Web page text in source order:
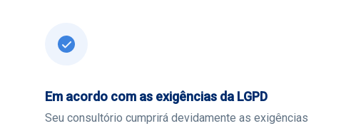
Em acordo com as exigências da LGPD
Seu consultório cumprirá devidamente as exigências